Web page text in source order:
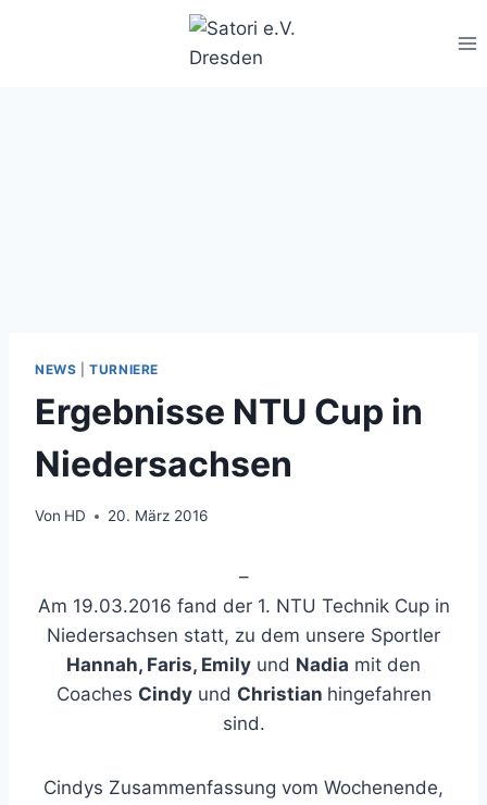
NEWS |TURNIERE
Ergebnisse NTU Cup in
Niedersachsen
Von HD 20. März 2016
–
Am 19.03.2016 fand der 1. NTU Technik Cup in
Niedersachsen statt, zu dem unsere Sportler
Hannah, Faris, Emily und Nadia mit den
Coaches Cindyund Christian hingefahren
sind.
Cindys Zusammenfassung vom Wochenende,